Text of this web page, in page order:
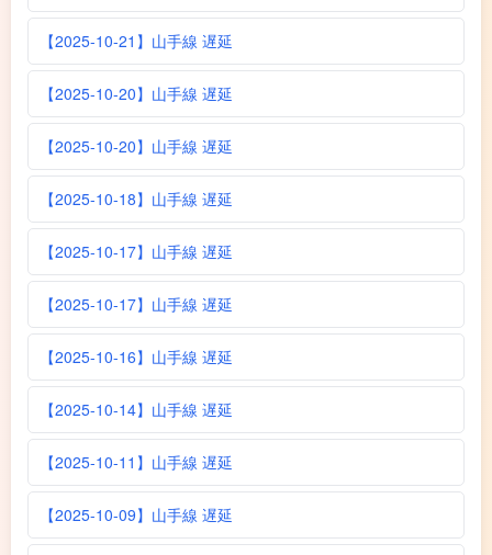
【2025-10-21】山手線 遅延
【2025-10-20】山手線 遅延
【2025-10-20】山手線 遅延
【2025-10-18】山手線 遅延
【2025-10-17】山手線 遅延
【2025-10-17】山手線 遅延
【2025-10-16】山手線 遅延
【2025-10-14】山手線 遅延
【2025-10-11】山手線 遅延
【2025-10-09】山手線 遅延